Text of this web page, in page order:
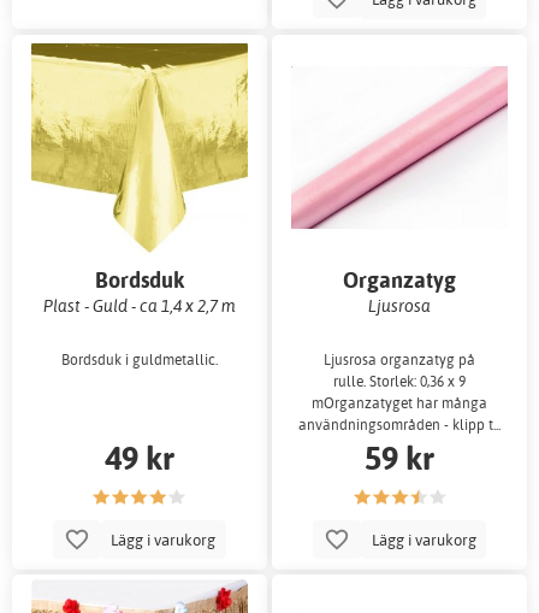
Bordsduk
Plast - Guld - ca 1,4 x 2,7 m
Bordsduk i guldmetallic.
49 kr
Lägg i varukorg
Organzatyg
Ljusrosa
Ljusrosa organzatyg på
rulle. Storlek: 0,36 x 9
mOrganzatyget har många
användningsområden - klipp t...
59 kr
Lägg i varukorg